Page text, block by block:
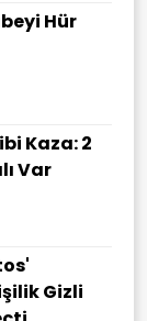
Hür
Kaza: 2
Var
Gizli